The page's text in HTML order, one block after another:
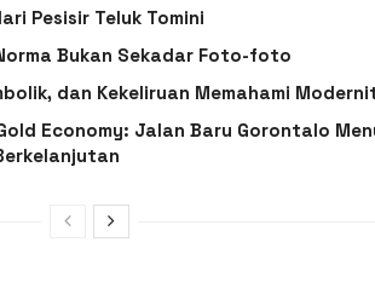
Pesisir Teluk Tomini
Bukan Sekadar Foto-foto
dan Kekeliruan Memahami
Economy: Jalan Baru Gorontalo